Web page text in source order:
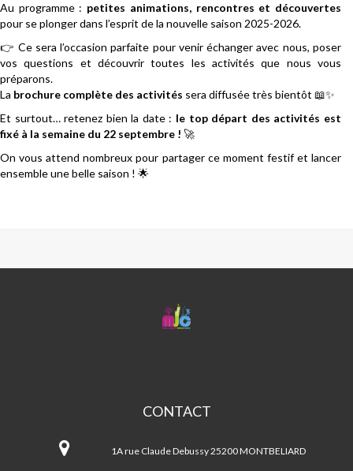
Au programme : petites animations, rencontres et découvertes
pour se plonger dans l’esprit de la nouvelle saison 2025-2026.
👉 Ce sera l’occasion parfaite pour venir échanger avec nous, poser
vos questions et découvrir toutes les activités que nous vous
préparons.
La brochure complète des activités sera diffusée très bientôt 📖✨
Et surtout… retenez bien la date : le top départ des activités est
fixé à la semaine du 22 septembre ! 🚀
On vous attend nombreux pour partager ce moment festif et lancer
ensemble une belle saison ! 🌟
MJC
CENTRE
CONTACT
Centre
Social
1A rue Claude Debussy 25200 MONTBELIARD